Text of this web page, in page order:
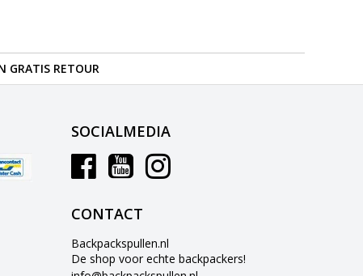
GRATIS RETOUR
SOCIALMEDIA
CONTACT
Backpackspullen.nl
De shop voor echte backpackers!